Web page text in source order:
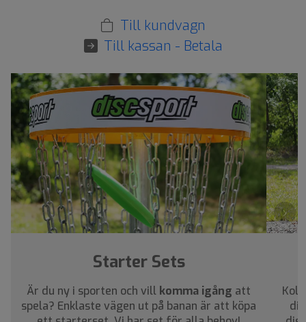
Till kundvagn
Till kassan - Betala
›
Starter Sets
Är du ny i sporten och vill komma igång att
spela? Enklaste vägen ut på banan är att köpa